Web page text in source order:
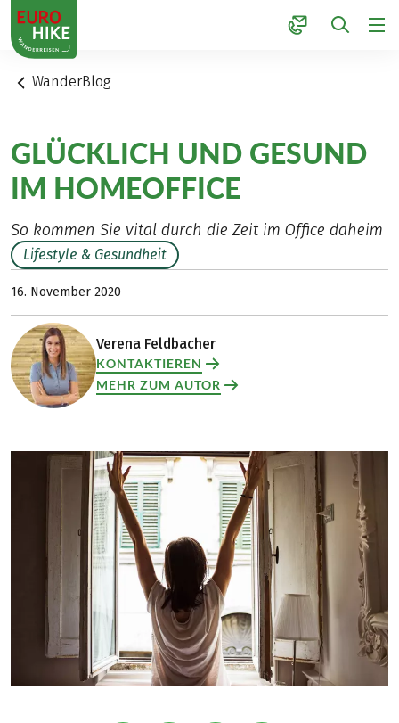
1
WanderBlog
GLÜCKLICH UND GESUND
IM HOMEOFFICE
So kommen Sie vital durch die Zeit im Office daheim
Lifestyle & Gesundheit
16. November 2020
Verena Feldbacher
KONTAKTIEREN
MEHR ZUM AUTOR